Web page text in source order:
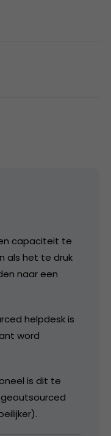
capaciteit te
als het te druk
naar een
helpdesk is
word
is dit te